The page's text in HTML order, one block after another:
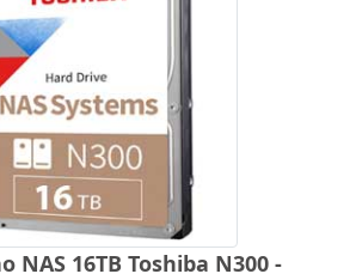
NAS 16TB Toshiba N300 -